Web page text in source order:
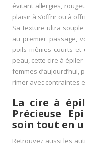
évitant allergies,
plaisir à s’offrir ou à
Sa texture ultra
au premier passage,
poils mêmes courts et
peau, cette cire à
femmes
rimer avec contraintes
La cire à
Précieuse
soin tout en
Retrouvez aussi les